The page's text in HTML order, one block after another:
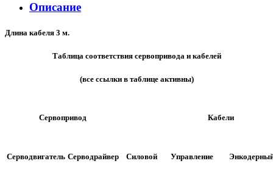
Описание
Длина кабеля 3 м.
Таблица соответствия сервопривода и кабелей
(все ссылки в таблице активны)
Сервопривод Кабели
Серводвигатель Серводрайвер Силовой Управление